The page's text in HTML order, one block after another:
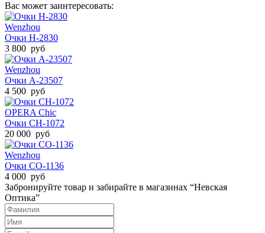
Вас может заинтересовать:
Wenzhou
Очки H-2830
3 800 руб
Wenzhou
Очки A-23507
4 500 руб
OPERA Chic
Очки CH-1072
20 000 руб
Wenzhou
Очки CO-1136
4 000 руб
Забронируйте товар и забирайте в магазинах “Невская
Оптика”